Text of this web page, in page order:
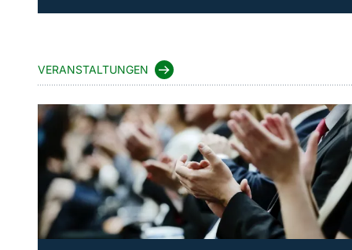
VERANSTALTUNGEN